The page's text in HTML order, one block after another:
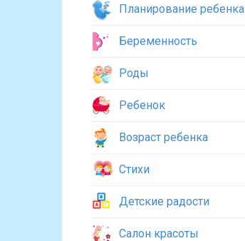
Планирование ребенка
Беременность
Роды
Ребенок
Возраст ребенка
Стихи
Детские радости
Салон красоты